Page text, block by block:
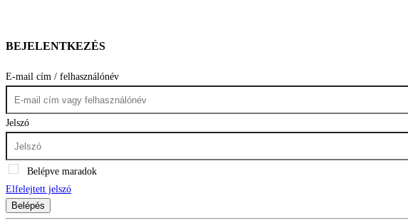
BEJELENTKEZÉS
E-mail cím / felhasználónév
Jelszó
Belépve maradok
Elfelejtett jelszó
Belépés